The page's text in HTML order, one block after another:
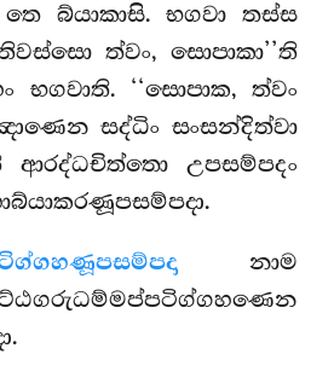
බ්යාකාසි. භගවා තස්ස
ත්වං, සොපාකා’’ති
භගවාති. ‘‘සොපාක, ත්වං
සද්ධිං සංසන්දිත්වා
ආරද්ධචිත්තො උපසම්පදං
නාම